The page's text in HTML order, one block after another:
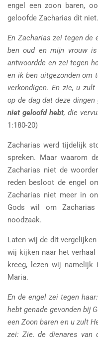
engel een zoon baren,
geloofde Zacharias dit niet.
En Zacharias zei tegen de
ben oud en mijn vrouw
antwoordde en zei tegen
en ik ben uitgezonden om
verkondigen. En zie, u
op de dag dat deze dingen
niet geloofd hebt, die
1:180-20)
Zacharias werd tijdelijk
spreken. Maar waarom
Zacharias niet de
reden besloot de engel
Zacharias niet meer in
Gods wil om
noodzaak.
Laten wij de dit
wij kijken naar het
kreeg, lezen wij
Maria.
En de engel zei tegen
hebt genade gevonden bij
een Zoon baren en u zult
zei: Zie, de dienares van